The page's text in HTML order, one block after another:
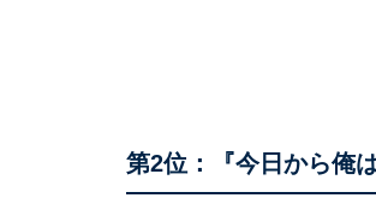
第2位：『今日から俺